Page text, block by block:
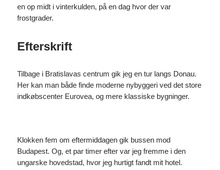
en op midt i vinterkulden, på en dag hvor der var
frostgrader.
Efterskrift
Tilbage i Bratislavas centrum gik jeg en tur langs Donau.
Her kan man både finde moderne nybyggeri ved det store
indkøbscenter Eurovea, og mere klassiske bygninger.
Klokken fem om eftermiddagen gik bussen mod
Budapest. Og, et par timer efter var jeg fremme i den
ungarske hovedstad, hvor jeg hurtigt fandt mit hotel.